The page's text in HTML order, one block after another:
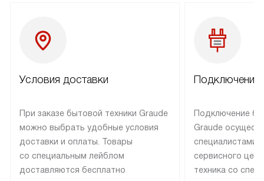
Условия доставки
При заказе бытовой техники Graude
можно выбрать удобные условия
доставки и оплаты. Товары
со специальным лейблом
доставляются бесплатно
Подключение
Подключение
Graude
специалистами
сервисного
техника со